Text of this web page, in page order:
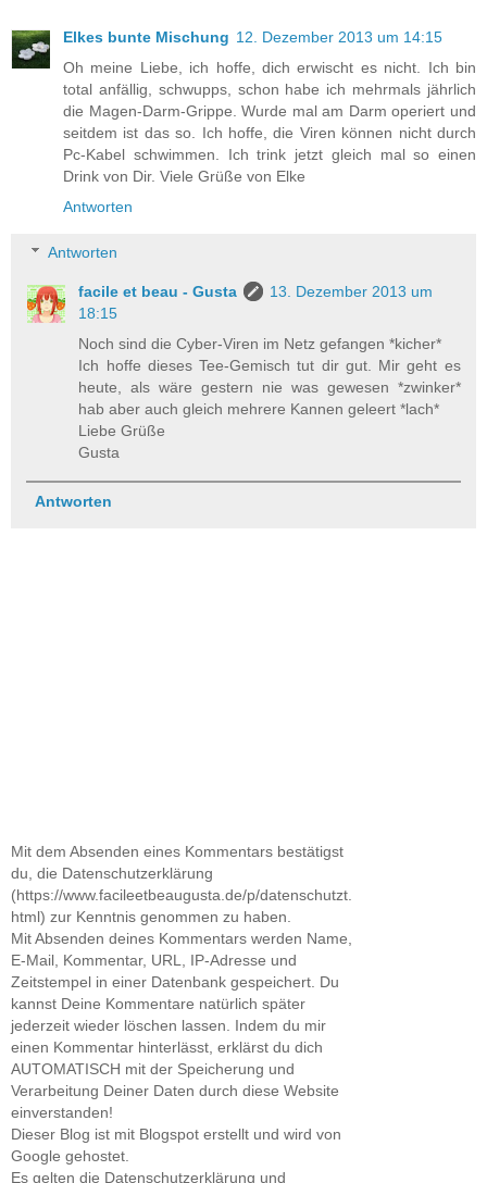
Elkes bunte Mischung 12. Dezember 2013 um 14:15
Oh meine Liebe, ich hoffe, dich erwischt es nicht. Ich bin
total anfällig, schwupps, schon habe ich mehrmals jährlich
die Magen-Darm-Grippe. Wurde mal am Darm operiert und
seitdem ist das so. Ich hoffe, die Viren können nicht durch
Pc-Kabel schwimmen. Ich trink jetzt gleich mal so einen
Drink von Dir. Viele Grüße von Elke
Antworten
Antworten
facile et beau - Gusta
13. Dezember 2013 um
18:15
Noch sind die Cyber-Viren im Netz gefangen *kicher*
Ich hoffe dieses Tee-Gemisch tut dir gut. Mir geht es
heute, als wäre gestern nie was gewesen *zwinker*
hab aber auch gleich mehrere Kannen geleert *lach*
Liebe Grüße
Gusta
Antworten
Mit dem Absenden eines Kommentars bestätigst
du, die Datenschutzerklärung
(https://www.facileetbeaugusta.de/p/datenschutzt.
html) zur Kenntnis genommen zu haben.
Mit Absenden deines Kommentars werden Name,
E-Mail, Kommentar, URL, IP-Adresse und
Zeitstempel in einer Datenbank gespeichert. Du
kannst Deine Kommentare natürlich später
jederzeit wieder löschen lassen. Indem du mir
einen Kommentar hinterlässt, erklärst du dich
AUTOMATISCH mit der Speicherung und
Verarbeitung Deiner Daten durch diese Website
einverstanden!
Dieser Blog ist mit Blogspot erstellt und wird von
Google gehostet.
Es gelten die Datenschutzerklärung und